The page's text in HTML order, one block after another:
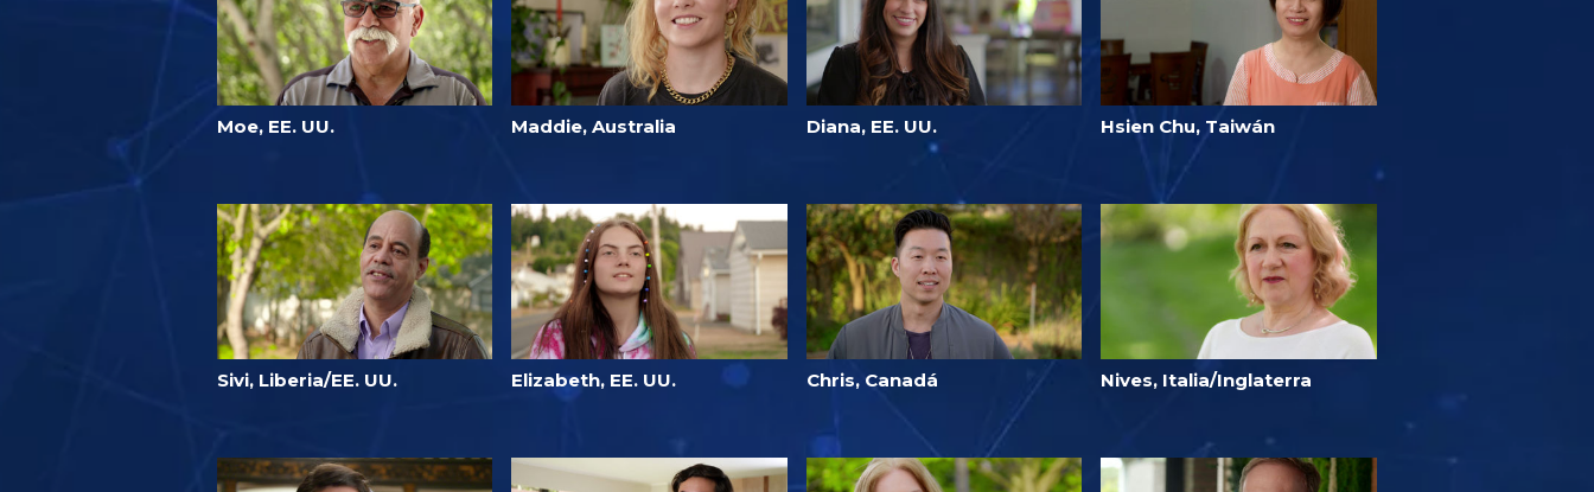
Moe, EE. UU. Maddie, Australia Diana, EE. UU. Hsien Chu, Taiwán
Sivi, Liberia/EE. UU. Elizabeth, EE. UU. Chris, Canadá Nives, Italia/Inglaterra